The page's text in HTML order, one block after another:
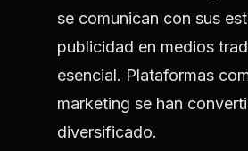
se comunican con sus
publicidad en medios
esencial. Plataformas
marketing se han
diversificado.